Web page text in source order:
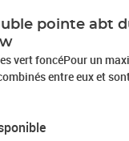
pointe abt
vert foncéPour un
entre eux et
effets
À base d'eau, les